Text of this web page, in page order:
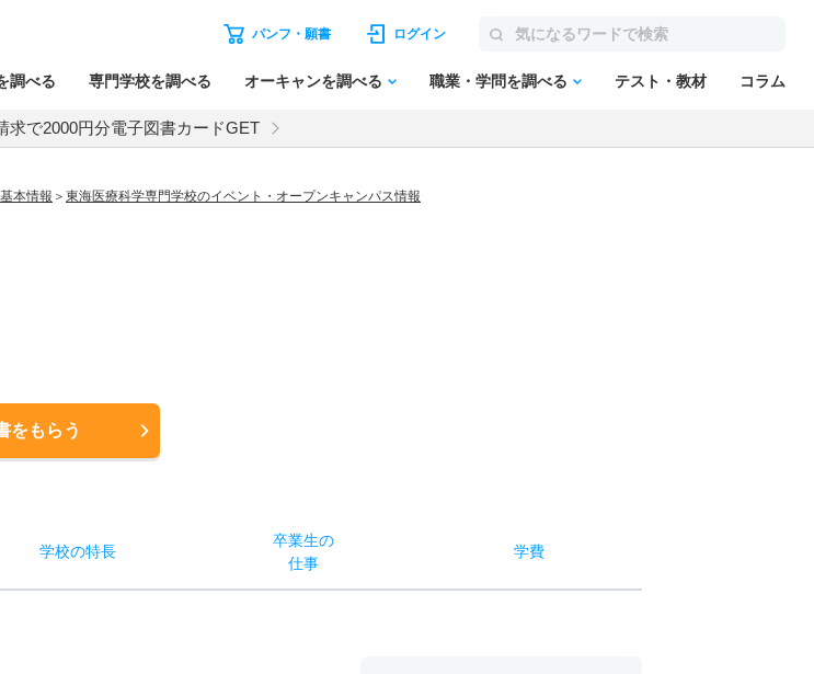
パンフ・願書 ログイン
調べる 専門学校を調べる オーキャンを調べる 職業・学問を調べる テスト・教材 コラム
求で2000円分電子図書カードGET
本情報
東海医療科学専門学校のイベント・オープンキャンパス情報
をもらう
学校の特長
卒業生の
仕事
学費